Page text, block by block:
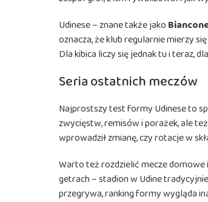
Udinese – znane także jako
oznacza, że klub regularnie mierzy
Dla kibica liczy się jednak tu i teraz,
Seria ostatnich meczów
Najprostszy test formy Udinese to
zwycięstw, remisów i porażek, ale
wprowadził zmianę, czy rotacje w
Warto też rozdzielić mecze domowe i
getrach – stadion w Udine
przegrywa, ranking formy wygląda